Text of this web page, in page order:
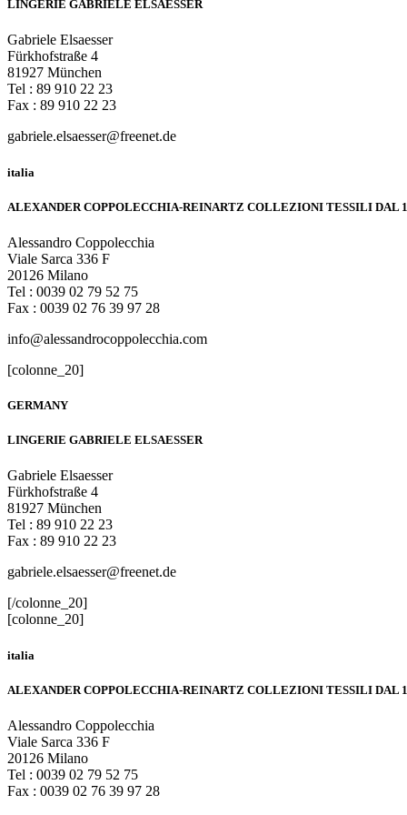
LINGERIE GABRIELE ELSAESSER
Gabriele Elsaesser
Fürkhofstraße 4
81927 München
Tel : 89 910 22 23
Fax : 89 910 22 23
gabriele.elsaesser@freenet.de
italia
ALEXANDER COPPOLECCHIA-REINARTZ COLLEZIONI TESSILI DAL
Alessandro Coppolecchia
Viale Sarca 336 F
20126 Milano
Tel : 0039 02 79 52 75
Fax : 0039 02 76 39 97 28
info@alessandrocoppolecchia.com
[colonne_20]
GERMANY
LINGERIE GABRIELE ELSAESSER
Gabriele Elsaesser
Fürkhofstraße 4
81927 München
Tel : 89 910 22 23
Fax : 89 910 22 23
gabriele.elsaesser@freenet.de
[/colonne_20]
[colonne_20]
italia
ALEXANDER COPPOLECCHIA-REINARTZ COLLEZIONI TESSILI DAL
Alessandro Coppolecchia
Viale Sarca 336 F
20126 Milano
Tel : 0039 02 79 52 75
Fax : 0039 02 76 39 97 28